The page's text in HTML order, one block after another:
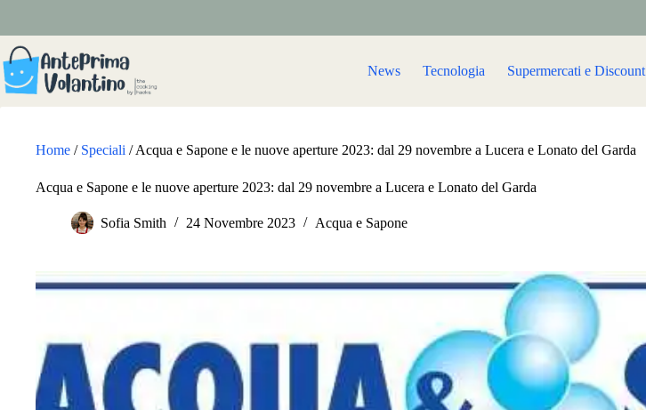
contenuto
News Tecnologia Supermercati e Discount
Home / Speciali /Acqua e Sapone e le nuove aperture 2023: dal 29 novembre a Lucera e Lonato del Garda
Acqua e Sapone e le nuove aperture 2023: dal 29 novembre a Lucera e Lonato del Garda
Sofia Smith 24 Novembre 2023 Acqua e Sapone